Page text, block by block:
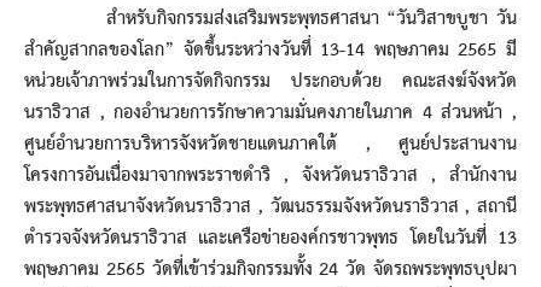
สำหรับกิจกรรมส่งเสริมพระพุทธศาสนา “วันวิสาขบูชา วัน
สำคัญสากลของโลก” จัดขึ้นระหว่างวันทึ่ 13-14 พฤษภาคม 2565 มี
หน่วยเจ้าภาพร่วมในการจัดกิจกรรม ประกอบด้วย คณะสงฆ์จังหวัด
นราธิวาส , กองอำนวยการรักษาความมั่นคงภายในภาค 4 ส่วนหน้า ,
ศูนย์อำนวยการบริหารจังหวัดชายแดนภาคใต้ , ศูนย์ประสานงาน
โครงการอันเนื่องมาจากพระราชดำริ , จังหวัดนราธิวาส , สำนักงาน
พระพุทธศาสนาจังหวัดนราธิวาส , วัฒนธรรมจังหวัดนราธิวาส , สถานี
ตำรวจจังหวัดนราธิวาส และเครือข่ายองค์กรชาวพุทธ โดยในวันที่ 13
พฤษภาคม 2565 วัดที่เข้าร่วมกิจกรรมทั้ง 24 วัด จัดรถพระพุทธบุปผา